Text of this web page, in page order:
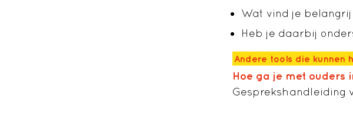
Wat vind je
Heb je daarbij
Andere tools die kunnen
Hoe ga je met ouders
Gesprekshandleiding